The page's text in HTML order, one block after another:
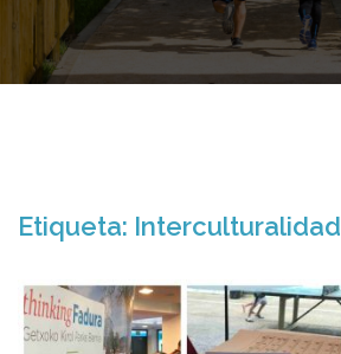
Etiqueta: Interculturalidad